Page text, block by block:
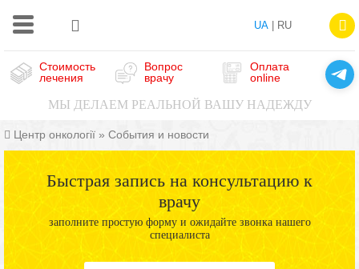
UA| RU
Стоимость
лечения
Вопрос
врачу
Оплата
online
МЫ ДЕЛАЕМ РЕАЛЬНОЙ ВАШУ НАДЕЖДУ
Центр онкології » События и новости
Быстрая запись на консультацию к
врачу
заполните простую форму и ожидайте звонка нашего
специалиста